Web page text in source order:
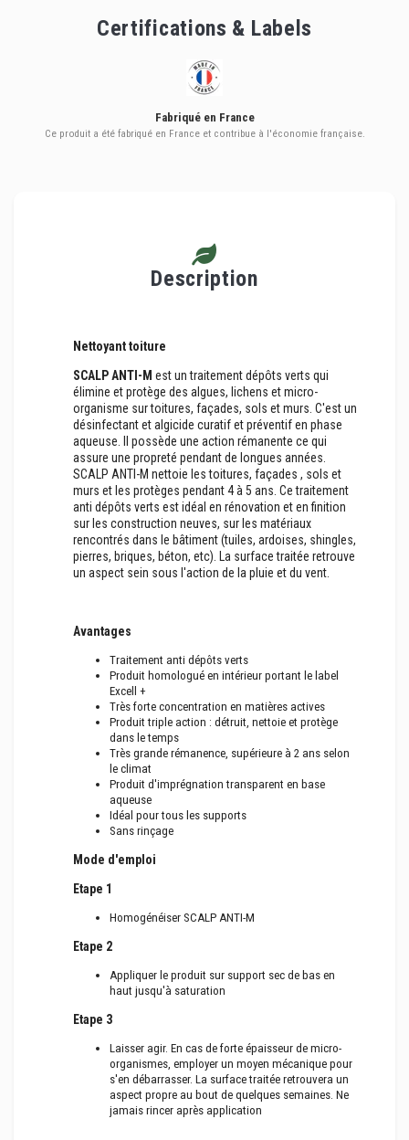
Certifications & Labels
Fabriqué en France
Ce produit a été fabriqué en France et contribue à l'économie française.
Description
Nettoyant toiture
SCALP ANTI-M est un traitement dépôts verts qui
élimine et protège des algues, lichens et micro-
organisme sur toitures, façades, sols et murs. C'est un
désinfectant et algicide curatif et préventif en phase
aqueuse. Il possède une action rémanente ce qui
assure une propreté pendant de longues années.
SCALP ANTI-M nettoie les toitures, façades , sols et
murs et les protèges pendant 4 à 5 ans. Ce traitement
anti dépôts verts est idéal en rénovation et en finition
sur les construction neuves, sur les matériaux
rencontrés dans le bâtiment (tuiles, ardoises, shingles,
pierres, briques, béton, etc). La surface traitée retrouve
un aspect sein sous l'action de la pluie et du vent.
Avantages
Traitement anti dépôts verts
Produit homologué en intérieur portant le label
Excell +
Très forte concentration en matières actives
Produit triple action : détruit, nettoie et protège
dans le temps
Très grande rémanence, supérieure à 2 ans selon
le climat
Produit d'imprégnation transparent en base
aqueuse
Idéal pour tous les supports
Sans rinçage
Mode d'emploi
Etape 1
Homogénéiser SCALP ANTI-M
Etape 2
Appliquer le produit sur support sec de bas en
haut jusqu'à saturation
Etape 3
Laisser agir. En cas de forte épaisseur de micro-
organismes, employer un moyen mécanique pour
s'en débarrasser. La surface traitée retrouvera un
aspect propre au bout de quelques semaines. Ne
jamais rincer après application